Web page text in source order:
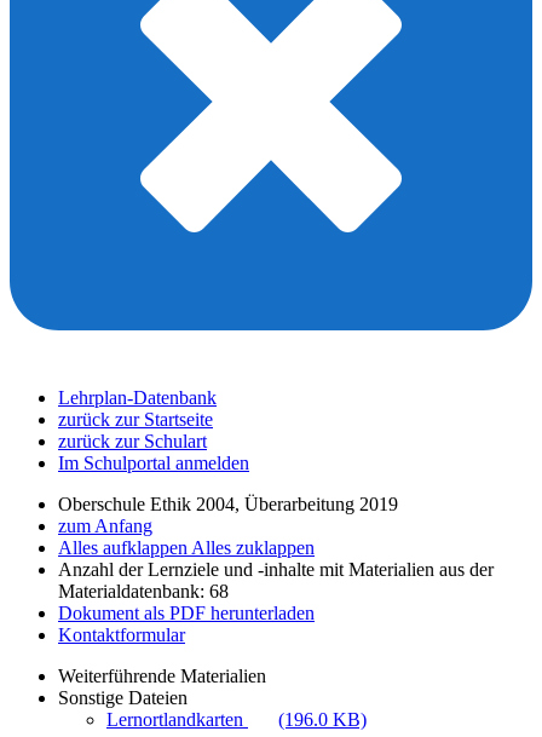
Lehrplan-Datenbank
zurück zur Startseite
zurück zur Schulart
Im Schulportal anmelden
Oberschule Ethik 2004, Überarbeitung 2019
zum Anfang
Alles aufklappen Alles zuklappen
Anzahl der Lernziele und -inhalte mit Materialien aus der
Materialdatenbank: 68
Dokument als PDF herunterladen
Kontaktformular
Weiterführende Materialien
Sonstige Dateien
Lernortlandkarten
(196.0 KB)